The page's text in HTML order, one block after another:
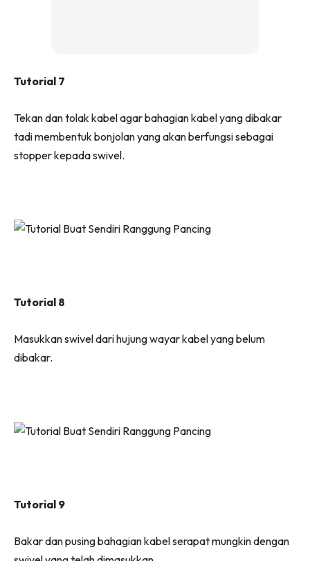
Tutorial 7
Tekan dan tolak kabel agar bahagian kabel yang dibakar
tadi membentuk bonjolan yang akan berfungsi sebagai
stopper kepada swivel.
Tutorial 8
Masukkan swivel dari hujung wayar kabel yang belum
dibakar.
Tutorial 9
Bakar dan pusing bahagian kabel serapat mungkin dengan